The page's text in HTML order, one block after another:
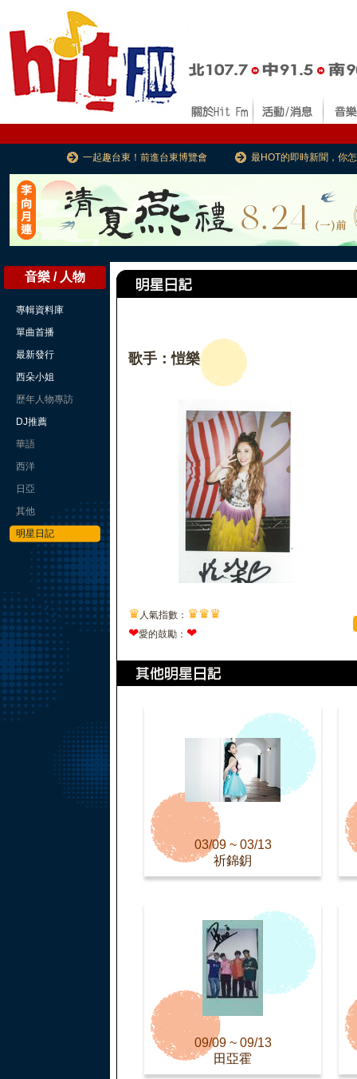
一起趣台東！前進台東博覽會 最HOT的即時新聞，你
音樂 / 人物
專輯資料庫
單曲首播
最新發行
西朵小姐
歷年人物專訪
DJ推薦
華語
西洋
日亞
其他
明星日記
歌手：愷樂
♛ 人氣指數： ♛♛♛
❤愛的鼓勵： ❤
03/09 ~ 03/13
祈錦鈅
09/09 ~ 09/13
田亞霍